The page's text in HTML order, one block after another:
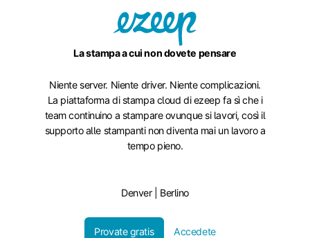
La stampa a cui non dovete pensare
Niente server. Niente driver. Niente complicazioni.
La piattaforma di stampa cloud di ezeep fa sì che i
team continuino a stampare ovunque si lavori, così il
supporto alle stampanti non diventa mai un lavoro a
tempo pieno.
Denver | Berlino
Provate gratis Accedete